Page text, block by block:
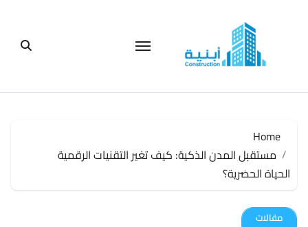
Home
مستقبل المدن الذكية: كيف تغير التقنيات الرقمية
الحياة الحضرية؟
مقالات